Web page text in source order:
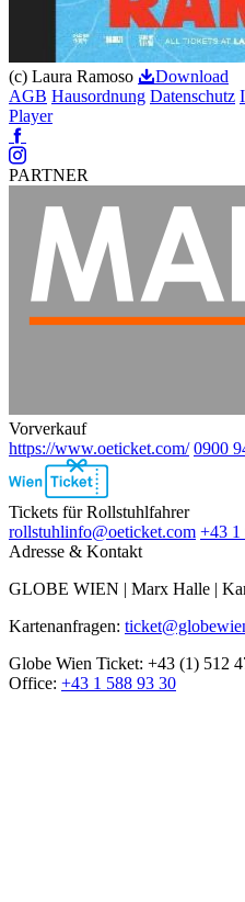
(c) Laura Ramoso
Download
AGB Hausordnung Datenschutz
Player
Facebook
Instagram
PARTNER
Vorverkauf
https://www.oeticket.com/ 0900
Ebene
2
Tickets für Rollstuhlfahrer
rollstuhlinfo@oeticket.com +43 1
Adresse & Kontakt
GLOBE WIEN | Marx Halle |
Kartenanfragen:
Globe Wien Ticket: +43 (1) 512
Office: +43 1 588 93 30